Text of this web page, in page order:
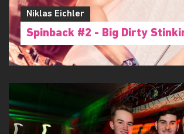
Niklas Eichler
Spinback #2 - Big Dirty